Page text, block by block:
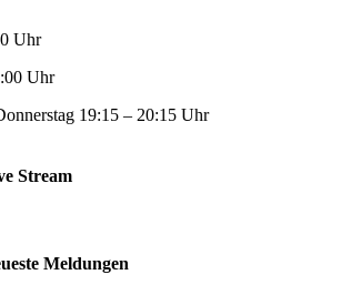
Uhr
Uhr
19:15 – 20:15 Uhr
Stream
Meldungen